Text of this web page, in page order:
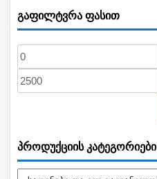
გაფილტვრა ფასით
მინიმალური
ფასი
პროდუქციის კატეგორიები